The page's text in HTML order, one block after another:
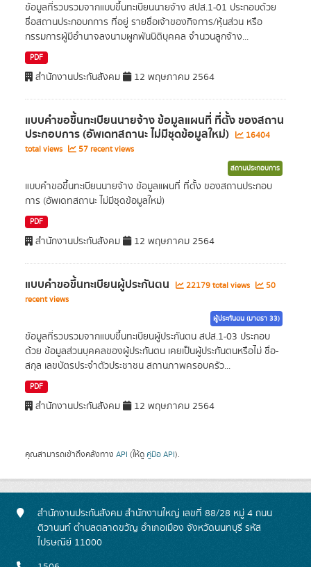
ข้อมูลที่รวบรวมจากแบบขึ้นทะเบียนนายจ้าง สปส.1-01 ประกอบด้วย
ชื่อสถานประกอบกการ ที่อยู่ รายชื่อเจ้าของกิจการ/หุ้นส่วน หรือ
กรรมการผู้มีอำนาจลงนามผูกพันนิติบุคคล จำนวนลูกจ้าง...
PDF
สำนักงานประกันสังคม 12 พฤษภาคม 2564
แบบคำขอขึ้นทะเบียนนายจ้าง ข้อมูลแผนที่ ที่ตั้ง ของสถาน
ประกอบการ (อัพเดทสถานะ ไม่มีชุดข้อมูลใหม่)
16404
total views
57 recent views
สถานประกอบการ
แบบคำขอขึ้นทะเบียนนายจ้าง ข้อมูลแผนที่ ที่ตั้ง ของสถานประกอบ
การ (อัพเดทสถานะ ไม่มีชุดข้อมูลใหม่)
PDF
สำนักงานประกันสังคม 12 พฤษภาคม 2564
แบบคำขอขึ้นทะเบียนผู้ประกันตน 22179 total views
50
recent views
ผู้ประกันตน (มาตรา 33)
ข้อมูลที่รวบรวมจากแบบขึ้นทะเบียนผู้ประกันตน สปส.1-03 ประกอบ
ด้วย ข้อมูลส่วนบุคคลของผู้ประกันตน เคยเป็นผู้ประกันตนหรือไม่ ชื่อ-
สกุล เลขบัตรประจำตัวประชาชน สถานภาพครอบครัว...
PDF
สำนักงานประกันสังคม 12 พฤษภาคม 2564
คุณสามารถเข้าถึงคลังทาง API (ให้ดู คู่มือ API).
สำนักงานประกันสังคม สำนักงานใหญ่ เลขที่ 88/28 หมู่ 4 ถนน
ติวานนท์ ตำบลตลาดขวัญ อำเภอเมือง จังหวัดนนทบุรี รหัส
ไปรษณีย์ 11000